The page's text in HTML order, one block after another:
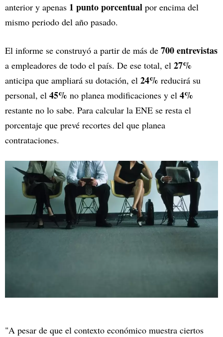
anterior y apenas 1 punto porcentual por encima del
mismo periodo del año pasado.
El informe se construyó a partir de más de 700 entrevistas
a empleadores de todo el país. De ese total, el 27%
anticipa que ampliará su dotación, el 24% reducirá su
personal, el 45% no planea modificaciones y el 4%
restante no lo sabe. Para calcular la ENE se resta el
porcentaje que prevé recortes del que planea
contrataciones.
"A pesar de que el contexto económico muestra ciertos